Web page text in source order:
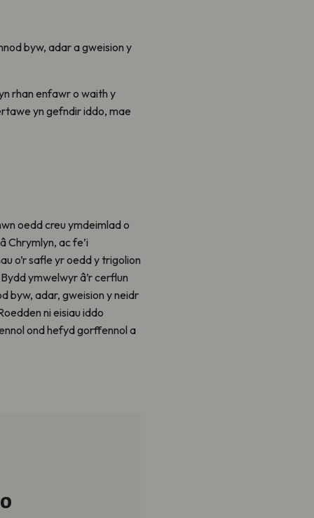
byw, adar a gweision y
rhan enfawr o waith y
yn gefndir iddo, mae
oedd creu ymdeimlad o
Chrymlyn, ac fe’i
o’r safle yr oedd y trigolion
ymwelwyr â’r cerflun
byw, adar, gweision y neidr
ni eisiau iddo
ond hefyd gorffennol a